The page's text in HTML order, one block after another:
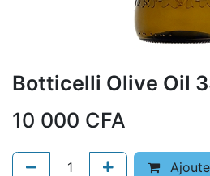
Botticelli Olive Oil
10 000 CFA